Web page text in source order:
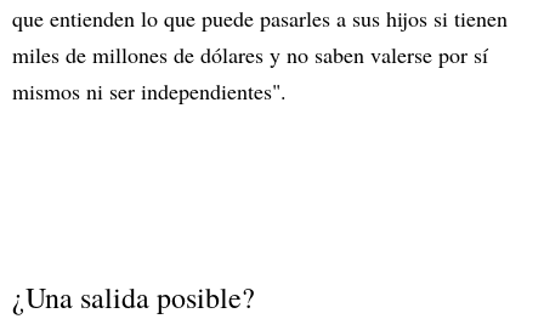
que entienden lo que puede pasarles a sus hijos si tienen
miles de millones de dólares y no saben valerse por sí
mismos ni ser independientes".
¿Una salida posible?